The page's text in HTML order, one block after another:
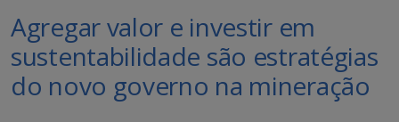
Agregar valor e investir em
sustentabilidade são estratégias
do novo governo na mineração